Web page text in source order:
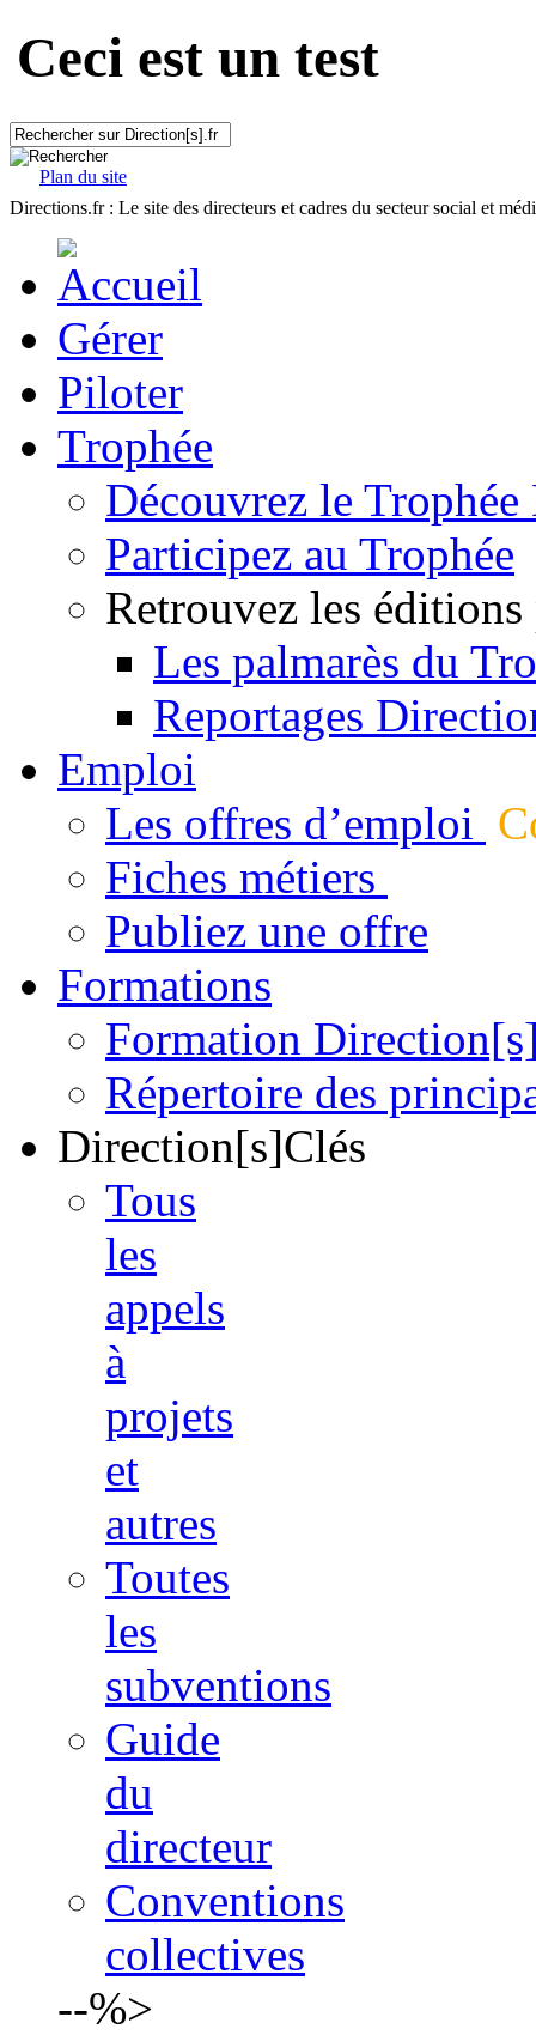
Ceci est un test
Plan du site
Directions.fr : Le site des directeurs et cadres du secteur social et
Gérer
Piloter
Trophée
Découvrez le
Participez au Trophée
Retrouvez les éditions
Les palmarès du
Reportages
Emploi
Les offres d’emploi
Fiches métiers
Publiez une offre
Formations
Formation
Répertoire des
Direction[s]Clés
Tous
les
appels
à
projets
et
autres
Toutes
les
subventions
Guide
du
directeur
Conventions
collectives
--%>